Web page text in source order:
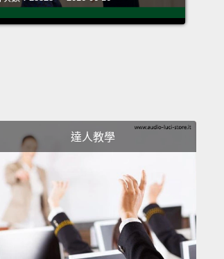
I know, and I always look up to
達人教學